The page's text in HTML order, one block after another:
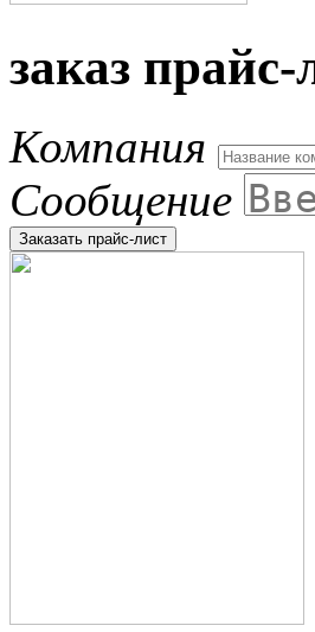
заказ прайс-
Компания
Сообщение